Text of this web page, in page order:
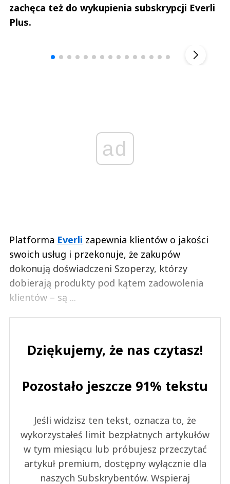
zachęca też do wykupienia subskrypcji Everli
Plus.
ad
Platforma Everli zapewnia klientów o jakości
swoich usług i przekonuje, że zakupów
dokonują doświadczeni Szoperzy, którzy
dobierają produkty pod kątem zadowolenia
klientów – są ...
Dziękujemy, że nas czytasz!
Pozostało jeszcze 91% tekstu
Jeśli widzisz ten tekst, oznacza to, że
wykorzystałeś limit bezpłatnych artykułów
w tym miesiącu lub próbujesz przeczytać
artykuł premium, dostępny wyłącznie dla
naszych Subskrybentów. Wspieraj